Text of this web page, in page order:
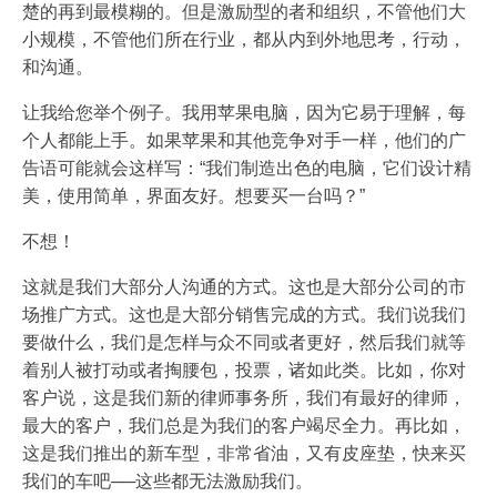
楚的再到最模糊的。但是激励型的者和组织，不管他们大
小规模，不管他们所在行业，都从内到外地思考，行动，
和沟通。
让我给您举个例子。我用苹果电脑，因为它易于理解，每
个人都能上手。如果苹果和其他竞争对手一样，他们的广
告语可能就会这样写：“我们制造出色的电脑，它们设计精
美，使用简单，界面友好。想要买一台吗？”
不想！
这就是我们大部分人沟通的方式。这也是大部分公司的市
场推广方式。这也是大部分销售完成的方式。我们说我们
要做什么，我们是怎样与众不同或者更好，然后我们就等
着别人被打动或者掏腰包，投票，诸如此类。比如，你对
客户说，这是我们新的律师事务所，我们有最好的律师，
最大的客户，我们总是为我们的客户竭尽全力。再比如，
这是我们推出的新车型，非常省油，又有皮座垫，快来买
我们的车吧──这些都无法激励我们。